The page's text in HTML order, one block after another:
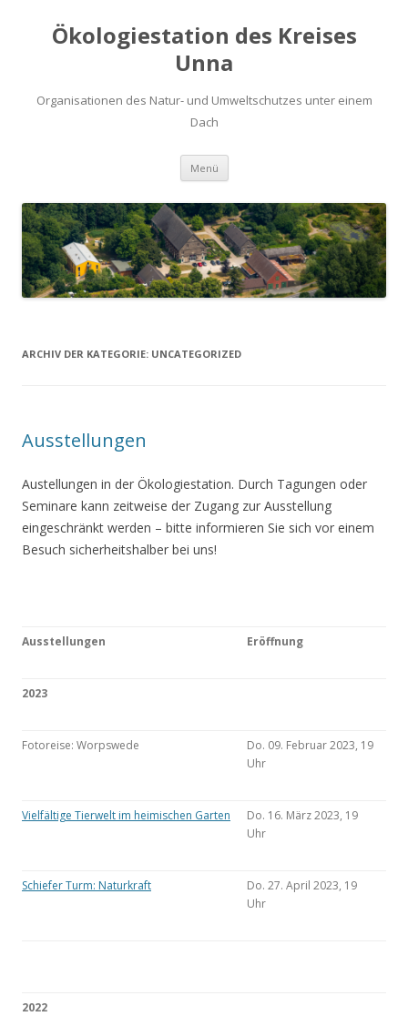
Ökologiestation des Kreises
Unna
Organisationen des Natur- und Umweltschutzes unter einem
Dach
Menü Zum
springen
ARCHIV DER KATEGORIE: UNCATEGORIZED
Ausstellungen
Austellungen in der Ökologiestation. Durch Tagungen oder
Seminare kann zeitweise der Zugang zur Ausstellung
eingeschränkt werden – bitte informieren Sie sich vor einem
Besuch sicherheitshalber bei uns!
Ausstellungen Eröffnung
2023
Fotoreise: Worpswede
Do. 09. Februar 2023, 19
Uhr
Vielfältige Tierwelt im heimischen Garten
Do. 16. März 2023, 19
Uhr
Schiefer Turm: Naturkraft
Do. 27. April 2023, 19
Uhr
2022